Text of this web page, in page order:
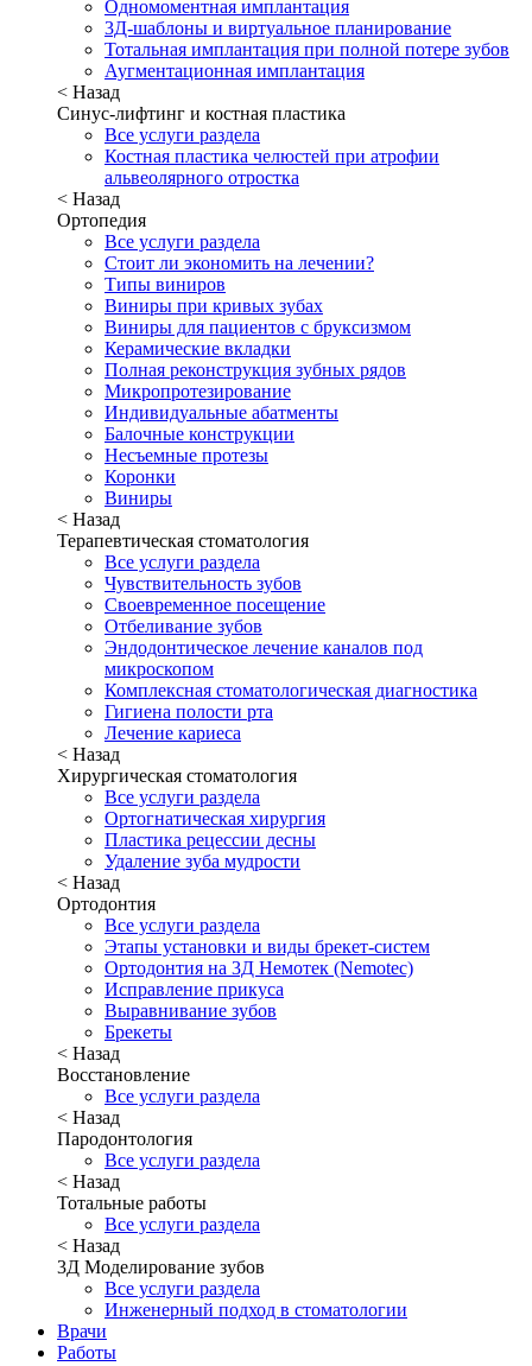
Одномоментная имплантация
3Д-шаблоны и виртуальное планирование
Тотальная имплантация при полной потере зубов
Аугментационная имплантация
< Назад
Синус-лифтинг и костная пластика
Все услуги раздела
Костная пластика челюстей при атрофии
альвеолярного отростка
< Назад
Ортопедия
Все услуги раздела
Стоит ли экономить на лечении?
Типы виниров
Виниры при кривых зубах
Виниры для пациентов с бруксизмом
Керамические вкладки
Полная реконструкция зубных рядов
Микропротезирование
Индивидуальные абатменты
Балочные конструкции
Несъемные протезы
Коронки
Виниры
< Назад
Терапевтическая стоматология
Все услуги раздела
Чувствительность зубов
Своевременное посещение
Отбеливание зубов
Эндодонтическое лечение каналов под
микроскопом
Комплексная стоматологическая диагностика
Гигиена полости рта
Лечение кариеса
< Назад
Хирургическая стоматология
Все услуги раздела
Ортогнатическая хирургия
Пластика рецессии десны
Удаление зуба мудрости
< Назад
Ортодонтия
Все услуги раздела
Этапы установки и виды брекет-систем
Ортодонтия на 3Д Немотек (Nemotec)
Исправление прикуса
Выравнивание зубов
Брекеты
< Назад
Восстановление
Все услуги раздела
< Назад
Пародонтология
Все услуги раздела
< Назад
Тотальные работы
Все услуги раздела
< Назад
3Д Моделирование зубов
Все услуги раздела
Инженерный подход в стоматологии
Врачи
Работы